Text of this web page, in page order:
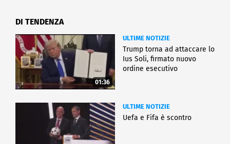
DI TENDENZA
01:36
ULTIME NOTIZIE
Trump torna ad attaccare lo
Ius Soli, firmato nuovo
ordine esecutivo
ULTIME NOTIZIE
Uefa e Fifa è scontro